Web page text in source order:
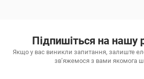
Підпишіться на нашу
Якщо у вас виникли запитання, залиште
зв’яжемося з вами якомога